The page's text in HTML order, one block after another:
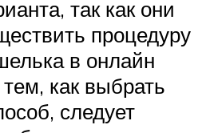
так как они
процедуру
в онлайн
как выбрать
следует